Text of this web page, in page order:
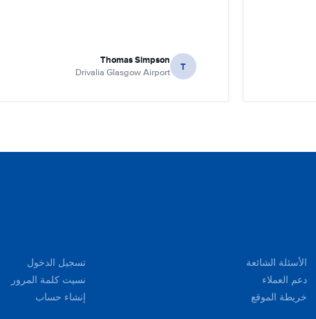
T
Thomas Simpson
Drivalia Glasgow Airport
الأسئلة الشائعة
دعم العملاء
خريطة الموقع
تسجيل الدخول
نسيت كلمة المرور
إنشاء حساب